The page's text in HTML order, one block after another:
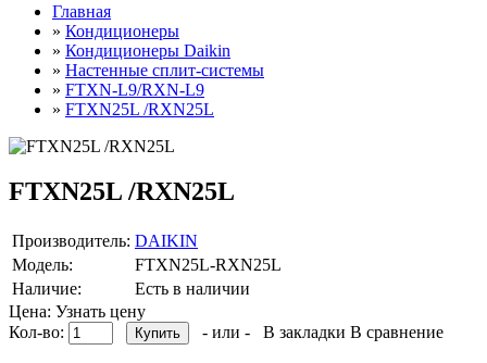
Главная
» Кондиционеры
» Кондиционеры Daikin
» Настенные сплит-системы
» FTXN-L9/RXN-L9
» FTXN25L /RXN25L
FTXN25L /RXN25L
Производитель: DAIKIN
Модель:
FTXN25L-RXN25L
Наличие:
Есть в наличии
Цена: Узнать цену
Кол-во:
- или - В закладки В сравнение